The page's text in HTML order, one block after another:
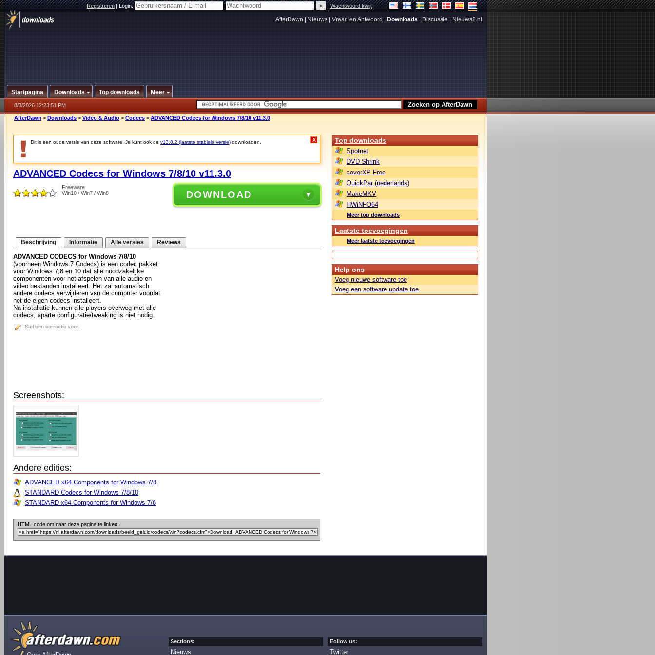
Registreren|Login: |Wachtwoord kwijt
AfterDawn Nieuws Vraag en Antwoord Downloads Discussie Nieuws2.nl
Startpagina Downloads Top downloads Meer
8/8/2026 12:23:51 PM
AfterDawn > Downloads > Video & Audio > Codecs > ADVANCED Codecs for Windows 7/8/10 v11.3.0
Dit is een oude versie van deze software. Je kunt ook de v13.8.2 (laatste stabiele versie) downloaden. X
ADVANCED Codecs for Windows 7/8/10 v11.3.0
Freeware
Win10 / Win7 / Win8
DOWNLOAD
Beschrijving Informatie Alle versies Reviews
ADVANCED CODECS for Windows 7/8/10
(voorheen Windows 7 Codecs) is een codec pakket
voor Windows 7,8 en 10 dat alle noodzakelijke
componenten voor het afspelen van alle audio en
video bestanden installeert. Het zal automatisch
andere codecs verwijderen van de computer voordat
het de eigen codecs installeert.
Na installatie kunnen alle players overweg met alle
codecs, aparte configuratie/tweaking is niet nodig.
Stel een correctie voor
Screenshots:
Andere edities:
ADVANCED x64 Components for Windows 7/8
STANDARD Codecs for Windows 7/8/10
STANDARD x64 Components for Windows 7/8
HTML code om naar deze pagina te linken:
Top downloads
Spotnet
DVD Shrink
coverXP Free
QuickPar (nederlands)
MakeMKV
HWiNFO64
Meer top downloads
Laatste toevoegingen
Meer laatste toevoegingen
Help ons
Voeg nieuwe software toe
Voeg een software update toe
Sections:
Nieuws
Follow us:
Twitter